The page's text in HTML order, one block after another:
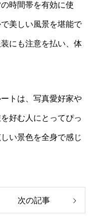
時間帯を有効に使
美しい風景を堪能で
にも注意を払い、体
トは、写真愛好家や
好む人にとってぴっ
い景色を全身で感じ
次の記事